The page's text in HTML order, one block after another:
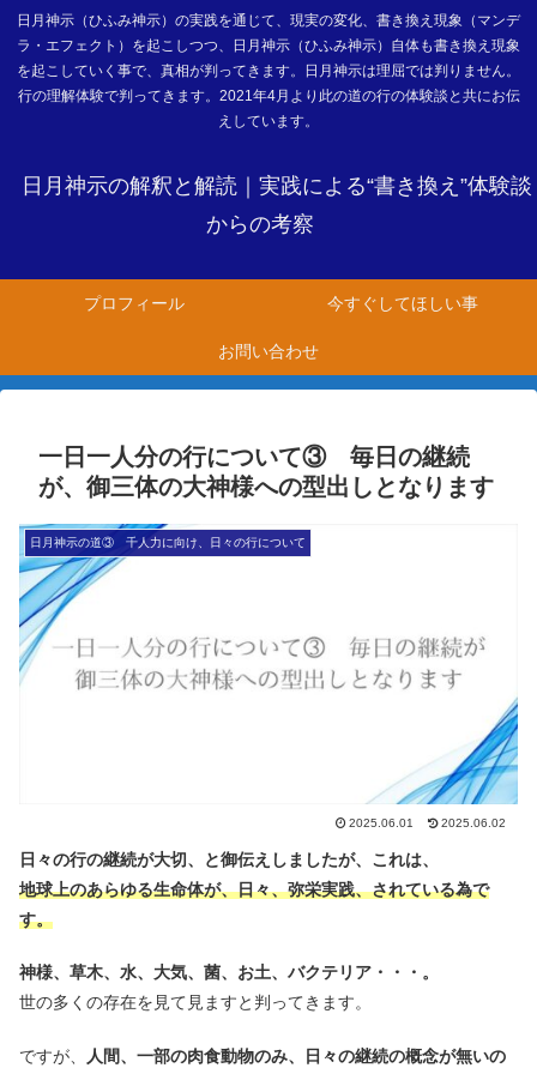
日月神示（ひふみ神示）の実践を通じて、現実の変化、書き換え現象（マンデ
ラ・エフェクト）を起こしつつ、日月神示（ひふみ神示）自体も書き換え現象
を起こしていく事で、真相が判ってきます。日月神示は理屈では判りません。
行の理解体験で判ってきます。2021年4月より此の道の行の体験談と共にお伝
えしています。
日月神示の解釈と解読｜実践による“書き換え”体験談
からの考察
プロフィール 今すぐしてほしい事
お問い合わせ
一日一人分の行について③ 毎日の継続
が、御三体の大神様への型出しとなります
日月神示の道③ 千人力に向け、日々の行について
2025.06.01 2025.06.02
日々の行の継続が大切、と御伝えしましたが、これは、
地球上のあらゆる生命体が、日々、弥栄実践、されている為で
す。
神様、草木、水、大気、菌、お土、バクテリア・・・。
世の多くの存在を見て見ますと判ってきます。
ですが、
人間、一部の肉食動物のみ、日々の継続の概念が無いの